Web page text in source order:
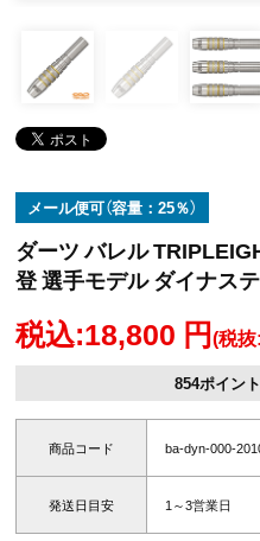
メール便可（容量：25％）
ダーツ バレル
登 選手モデル ダイナス
税込:18,800 円(税
854ポイント
商品コード ba-dyn-000-
発送日目安 1～3営業日